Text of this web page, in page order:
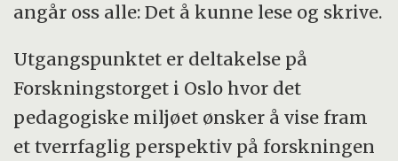
angår oss alle: Det å kunne lese og skrive.
Utgangspunktet er deltakelse på
Forskningstorget i Oslo hvor det
pedagogiske miljøet ønsker å vise fram
et tverrfaglig perspektiv på forskningen